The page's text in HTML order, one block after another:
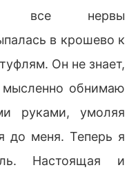
все нервы
в крошево к
Он не знает,
обнимаю
руками, умоляя
до меня. Теперь я
Настоящая и